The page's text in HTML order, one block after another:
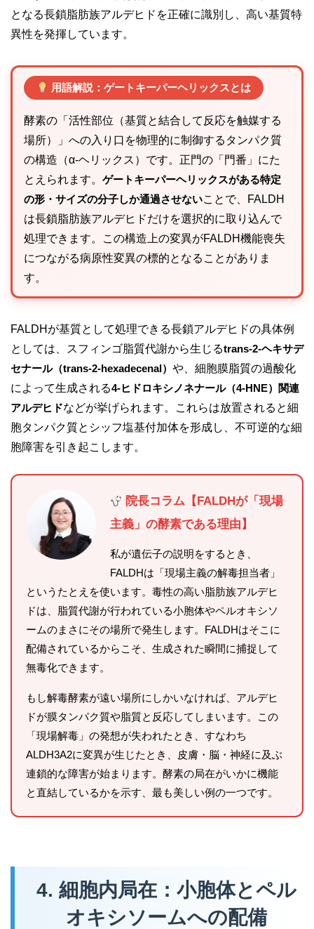
となる長鎖脂肪族アルデヒドを正確に識別し、高い基質特
異性を発揮しています。
用語解説：ゲートキーパーヘリックスとは
酵素の「活性部位（基質と結合して反応を触媒する
場所）」への入り口を物理的に制御するタンパク質
の構造（α-ヘリックス）です。正門の「門番」にた
とえられます。 ゲートキーパーヘリックスがある特定
の形・サイズの分子しか通過させないことで、FALDH
は長鎖脂肪族アルデヒドだけを選択的に取り込んで
処理できます。この構造上の変異がFALDH機能喪失
につながる病原性変異の標的となることがありま
す。
FALDHが基質として処理できる長鎖アルデヒドの具体例
としては、スフィンゴ脂質代謝から生じるtrans-2-ヘキサデ
セナール（trans-2-hexadecenal） や、細胞膜脂質の過酸化
によって生成される4-ヒドロキシノネナール（4-HNE）関連
アルデヒドなどが挙げられます。これらは放置されると細
胞タンパク質とシッフ塩基付加体を形成し、不可逆的な細
胞障害を引き起こします。
院長コラム【FALDHが「現場
主義」の酵素である理由】
私が遺伝子の説明をするとき、
FALDHは「現場主義の解毒担当者」
というたとえを使います。毒性の高い脂肪族アルデヒ
ドは、脂質代謝が行われている小胞体やペルオキシソ
ームのまさにその場所で発生します。FALDHはそこに
配備されているからこそ、生成された瞬間に捕捉して
無毒化できます。
もし解毒酵素が遠い場所にしかいなければ、アルデヒ
ドが膜タンパク質や脂質と反応してしまいます。この
「現場解毒」の発想が失われたとき、すなわち
ALDH3A2に変異が生じたとき、皮膚・脳・神経に及ぶ
連鎖的な障害が始まります。酵素の局在がいかに機能
と直結しているかを示す、最も美しい例の一つです。
4. 細胞内局在：小胞体とペル
オキシソームへの配備